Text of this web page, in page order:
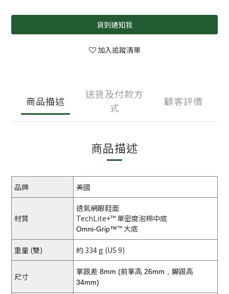
貨到通知我
加入追蹤清單
商品描述
送貨及付款方
式
顧客評價
商品描述
品牌 美國
材質
透氣網眼鞋面
TechLite+™ 單密度泡棉中底
Omni-Grip™™ 大底
重量 (雙) 約 334 g (US 9)
尺寸
掌跟差 8mm (前掌高 26mm，腳跟高
34mm)